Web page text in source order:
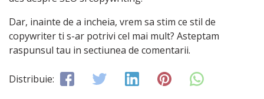
Dar, inainte de a incheia, vrem sa stim ce stil de
copywriter ti s-ar potrivi cel mai mult? Asteptam
raspunsul tau in sectiunea de comentarii.
Distribuie: